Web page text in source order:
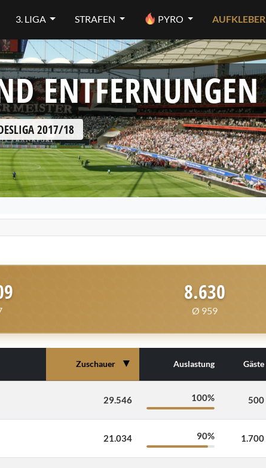
3. LIGA STRAFEN PYRO AUFKLEBER
ENTFERNUNGEN
2017/18
8.630
Ø 959
Zuschauer ▼ Auslastung Gäste
29.546 100% 500
21.034 90% 1.700